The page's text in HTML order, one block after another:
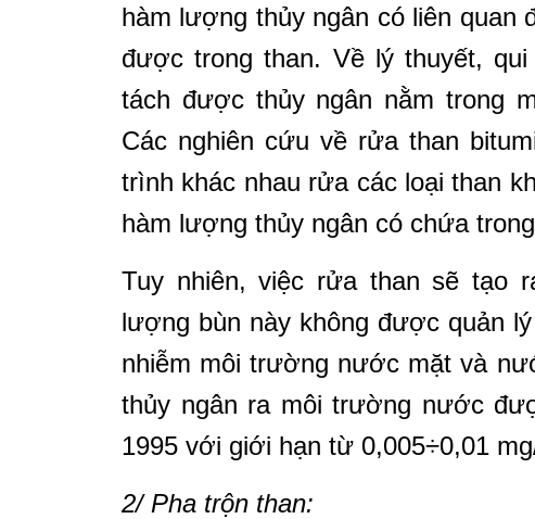
hàm lượng thủy ngân có liên quan
được trong than. Về lý thuyết,
tách được thủy ngân nằm trong
Các nghiên cứu về rửa than
trình khác nhau rửa các loại than
hàm lượng thủy ngân có chứa
Tuy nhiên, việc rửa than sẽ tạo
lượng bùn này không được quản
nhiễm môi trường nước mặt và
thủy ngân ra môi trường nước
1995 với giới hạn từ 0,005÷0,01
2/ Pha trộn than: